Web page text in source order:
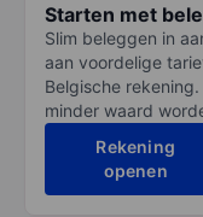
Starten met
Slim beleggen in
aan voordelige
Belgische
minder waard
Rekening
openen